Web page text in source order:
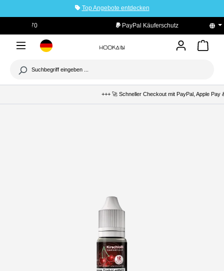
Top Angebote entdecken
+++ 🚀 Schneller Checkout mit PayPal, Apple Pay